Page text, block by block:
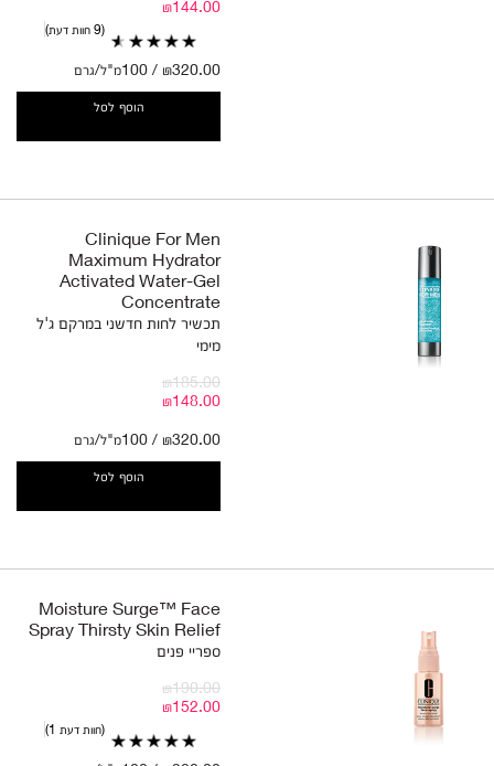
₪144.00
9 חוות דעת
₪320.00 / 100מ"ל/גרם
הוסף לסל
Clinique For Men
Maximum Hydrator
Activated Water-Gel
Concentrate
תכשיר לחות חדשני במרקם ג'ל
מימי
₪185.00
₪148.00
₪320.00 / 100מ"ל/גרם
הוסף לסל
Moisture Surge™ Face
Spray Thirsty Skin Relief
ספריי פנים
₪190.00
₪152.00
חוות דעת 1